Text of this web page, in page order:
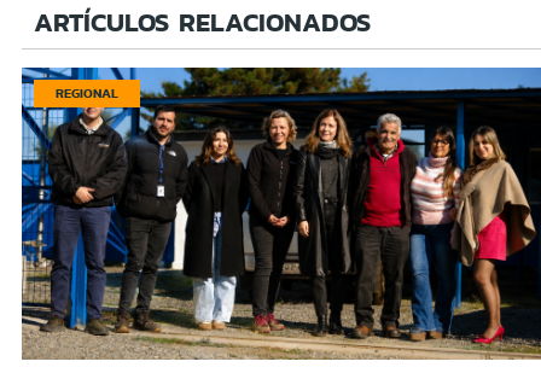
ARTÍCULOS RELACIONADOS
REGIONAL